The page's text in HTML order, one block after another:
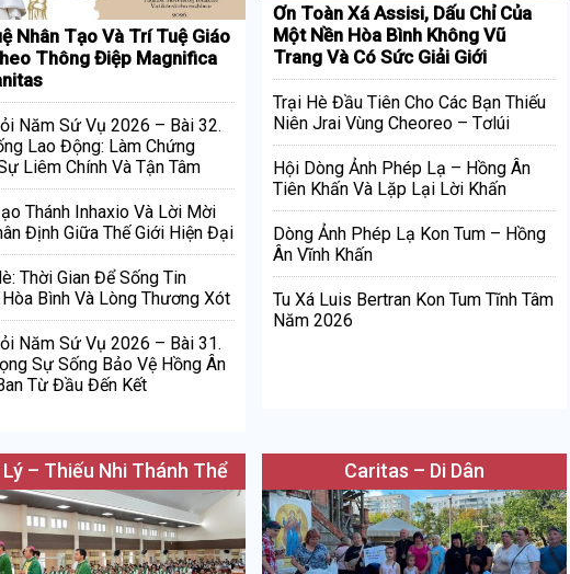
Nhân Tạo Và Trí Tuệ Giáo
Thông Điệp Magnifica
Năm Sứ Vụ 2026 – Bài 32.
Lao Động: Làm Chứng
Liêm Chính Và Tận Tâm
Thánh Inhaxio Và Lời Mời
Định Giữa Thế Giới Hiện Đại
Thời Gian Để Sống Tin
Bình Và Lòng Thương Xót
Năm Sứ Vụ 2026 – Bài 31.
Sự Sống Bảo Vệ Hồng Ân
Từ Đầu Đến Kết
Ơn Toàn Xá Assisi, Dấu Chỉ Của
Một Nền Hòa Bình Không Vũ
Trang Và Có Sức Giải Giới
Trại Hè Đầu Tiên Cho Các Bạn Thiếu
Niên Jrai Vùng Cheoreo – Tơlúi
Hội Dòng Ảnh Phép Lạ – Hồng Ân
Tiên Khấn Và Lặp Lại Lời Khấn
Dòng Ảnh Phép Lạ Kon Tum – Hồng
Ân Vĩnh Khấn
Tu Xá Luis Bertran Kon Tum Tĩnh Tâm
Năm 2026
Lý – Thiếu Nhi Thánh Thể Caritas – Di Dân